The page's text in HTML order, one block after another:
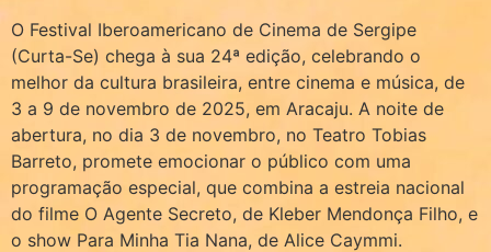
O Festival Iberoamericano de Cinema de Sergipe
(Curta-Se) chega à sua 24ª edição, celebrando o
melhor da cultura brasileira, entre cinema e música, de
3 a 9 de novembro de 2025, em Aracaju. A noite de
abertura, no dia 3 de novembro, no Teatro Tobias
Barreto, promete emocionar o público com uma
programação especial, que combina a estreia nacional
do filme O Agente Secreto, de Kleber Mendonça Filho, e
o show Para Minha Tia Nana, de Alice Caymmi.